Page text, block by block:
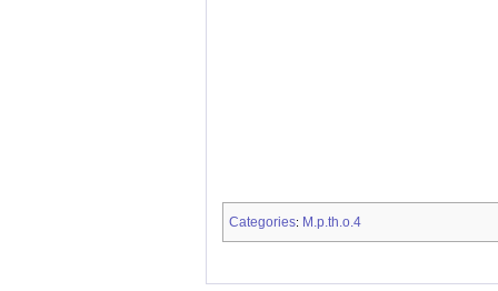
Categories: M.p.th.o.4